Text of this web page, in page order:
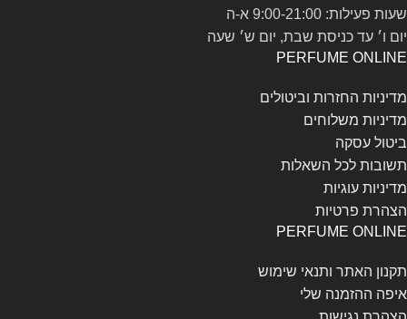
שעות פעילות: 9:00-21:00 א-ה
יום ו׳ עד כניסת שבת, יום ש׳ שעה
PERFUME ONLINE
מדיניות החזרות וביטולים
מדיניות משלוחים
ביטול עסקה
תשובות לכל השאלות
מדיניות עוגיות
הצהרת פרטיות
PERFUME ONLINE
תקנון האתר ותנאי שימוש
איפה ההזמנה שלי